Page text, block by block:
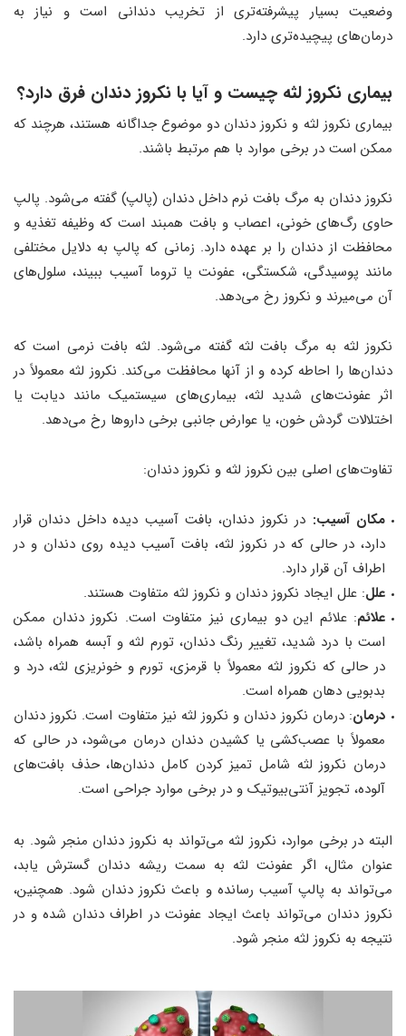
وضعیت بسیار پیشرفته‌تری از تخریب دندانی است و نیاز به
درمان‌های پیچیده‌تری دارد.
بیماری نکروز لثه چیست و آیا با نکروز دندان فرق دارد؟
بیماری نکروز لثه و نکروز دندان دو موضوع جداگانه هستند، هرچند که
ممکن است در برخی موارد با هم مرتبط باشند.
نکروز دندان به مرگ بافت نرم داخل دندان (پالپ) گفته می‌شود. پالپ
حاوی رگ‌های خونی، اعصاب و بافت همبند است که وظیفه تغذیه و
محافظت از دندان را بر عهده دارد. زمانی که پالپ به دلایل مختلفی
مانند پوسیدگی، شکستگی، عفونت یا تروما آسیب ببیند، سلول‌های
آن می‌میرند و نکروز رخ می‌دهد.
نکروز لثه به مرگ بافت لثه گفته می‌شود. لثه بافت نرمی است که
دندان‌ها را احاطه کرده و از آنها محافظت می‌کند. نکروز لثه معمولاً در
اثر عفونت‌های شدید لثه، بیماری‌های سیستمیک مانند دیابت یا
اختلالات گردش خون، یا عوارض جانبی برخی داروها رخ می‌دهد.
تفاوت‌های اصلی بین نکروز لثه و نکروز دندان:
مکان آسیب: در نکروز دندان، بافت آسیب دیده داخل دندان قرار
دارد، در حالی که در نکروز لثه، بافت آسیب دیده روی دندان و در
اطراف آن قرار دارد.
علل: علل ایجاد نکروز دندان و نکروز لثه متفاوت هستند.
علائم: علائم این دو بیماری نیز متفاوت است. نکروز دندان ممکن
است با درد شدید، تغییر رنگ دندان، تورم لثه و آبسه همراه باشد،
در حالی که نکروز لثه معمولاً با قرمزی، تورم و خونریزی لثه، درد و
بدبویی دهان همراه است.
درمان: درمان نکروز دندان و نکروز لثه نیز متفاوت است. نکروز دندان
معمولاً با عصب‌کشی یا کشیدن دندان درمان می‌شود، در حالی که
درمان نکروز لثه شامل تمیز کردن کامل دندان‌ها، حذف بافت‌های
آلوده، تجویز آنتی‌بیوتیک و در برخی موارد جراحی است.
البته در برخی موارد، نکروز لثه می‌تواند به نکروز دندان منجر شود. به
عنوان مثال، اگر عفونت لثه به سمت ریشه دندان گسترش یابد،
می‌تواند به پالپ آسیب رسانده و باعث نکروز دندان شود. همچنین،
نکروز دندان می‌تواند باعث ایجاد عفونت در اطراف دندان شده و در
نتیجه به نکروز لثه منجر شود.